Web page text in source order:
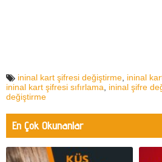
ininal kart şifresi değiştirme, ininal
ininal kart şifresi sıfırlama, ininal şifre
değiştirme
En Çok Okunanlar